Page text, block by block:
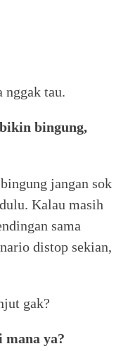
nggak tau.
bingung,
jangan sok
Kalau masih
sama
distop sekian,
gak?
ya?